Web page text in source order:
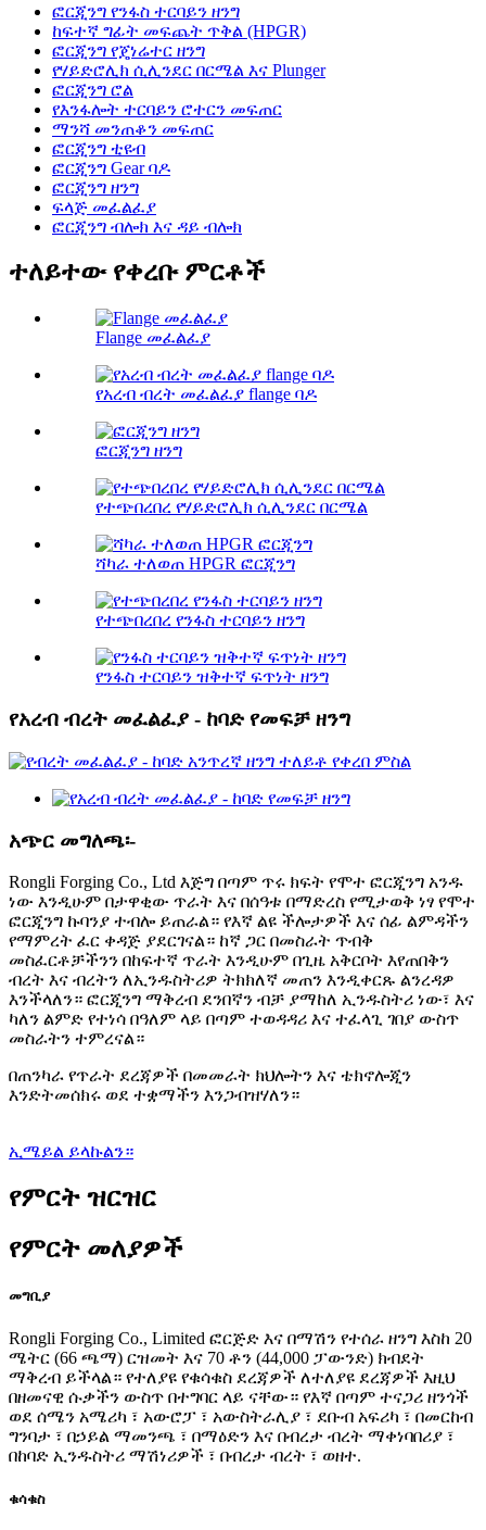
ፎርጂንግ የንፋስ ተርባይን ዘንግ
ከፍተኛ ግፊት መፍጨት ጥቅል (HPGR)
ፎርጂንግ የጄነሬተር ዘንግ
የሃይድሮሊክ ሲሊንደር በርሜል እና Plunger
ፎርጂንግ ሮል
የእንፋሎት ተርባይን ሮተርን መፍጠር
ማንሻ መንጠቆን መፍጠር
ፎርጂንግ ቲዩብ
ፎርጂንግ Gear ባዶ
ፎርጂንግ ዘንግ
ፍላጅ መፈልፈያ
ፎርጂንግ ብሎክ እና ዳይ ብሎክ
ተለይተው የቀረቡ ምርቶች
Flange መፈልፈያ
የአረብ ብረት መፈልፈያ flange ባዶ
ፎርጂንግ ዘንግ
የተጭበረበረ የሃይድሮሊክ ሲሊንደር በርሜል
ሻካራ ተለወጠ HPGR ፎርጂንግ
የተጭበረበረ የንፋስ ተርባይን ዘንግ
የንፋስ ተርባይን ዝቅተኛ ፍጥነት ዘንግ
የአረብ ብረት መፈልፈያ - ከባድ የመፍቻ ዘንግ
አጭር መግለጫ፡-
Rongli Forging Co., Ltd እጅግ በጣም ጥሩ ክፍት የሞተ ፎርጂንግ አንዱ
ነው እንዲሁም በታዋቂው ጥራት እና በሰዓቱ በማድረስ የሚታወቅ ነፃ የሞተ
ፎርጂንግ ኩባንያ ተብሎ ይጠራል። የእኛ ልዩ ችሎታዎች እና ሰፊ ልምዳችን
የማምረት ፈር ቀዳጅ ያደርገናል። ከኛ ጋር በመስራት ጥብቅ
መስፈርቶቻችንን በከፍተኛ ጥራት እንዲሁም በጊዜ አቅርቦት እየጠበቅን
ብረት እና ብረትን ለኢንዱስትሪዎ ትክክለኛ መጠን እንዲቀርጹ ልንረዳዎ
እንችላለን። ፎርጂንግ ማቅረብ ደንበኛን ብቻ ያማከለ ኢንዱስትሪ ነው፣ እና
ካለን ልምድ የተነሳ በዓለም ላይ በጣም ተወዳዳሪ እና ተፈላጊ ገበያ ውስጥ
መስራትን ተምረናል።
በጠንካራ የጥራት ደረጃዎች በመመራት ክህሎትን እና ቴክኖሎጂን
እንድትመሰክሩ ወደ ተቋማችን እንጋብዝሃለን።
ኢሜይል ይላኩልን።
የምርት ዝርዝር
የምርት መለያዎች
መግቢያ
Rongli Forging Co., Limited ፎርጅድ እና በማሽን የተሰራ ዘንግ እስከ 20
ሜትር (66 ጫማ) ርዝመት እና 70 ቶን (44,000 ፓውንድ) ክብደት
ማቅረብ ይችላል። የተለያዩ የቁሳቁስ ደረጃዎች ለተለያዩ ደረጃዎች እዚህ
በዘመናዊ ሱቃችን ውስጥ በተግባር ላይ ናቸው። የእኛ በጣም ተናጋሪ ዘንጎች
ወደ ሰሜን አሜሪካ ፣ አውሮፓ ፣ አውስትራሊያ ፣ ደቡብ አፍሪካ ፣ በመርከብ
ግንባታ ፣ በኃይል ማመንጫ ፣ በማዕድን እና በብረታ ብረት ማቀነባበሪያ ፣
በከባድ ኢንዱስትሪ ማሽነሪዎች ፣ በብረታ ብረት ፣ ወዘተ.
ቁሳቁስ